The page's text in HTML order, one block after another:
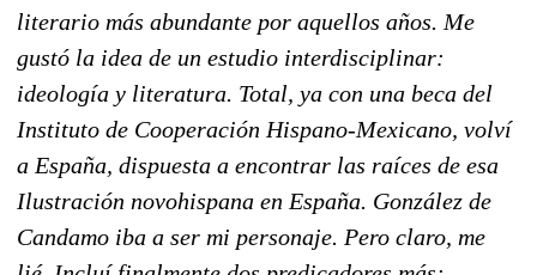
literario más abundante por aquellos años. Me
gustó la idea de un estudio interdisciplinar:
ideología y literatura. Total, ya con una beca del
Instituto de Cooperación Hispano-Mexicano, volví
a España, dispuesta a encontrar las raíces de esa
Ilustración novohispana en España. González de
Candamo iba a ser mi personaje. Pero claro, me